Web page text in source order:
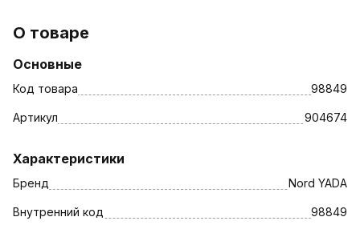
О товаре
Основные
Код товара 98849
Артикул 904674
Характеристики
Бренд Nord YADA
Внутренний код 98849